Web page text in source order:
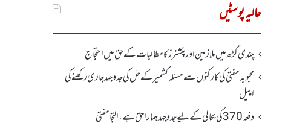
حالیہ پوسٹیں
چندی گڑھ میں ملازمین اور پنشنرز کا مطالبات کے حق میں احتجاج
محبوبہ مفتی کی کارکنوں سے مسئلہ کشمیر کے حل کی جدوجہد جاری رکھنے کی
اپیل
دفعہ370کی بحالی کے لیے جدوجہد ہمارا حق ہے، التجا مفتی